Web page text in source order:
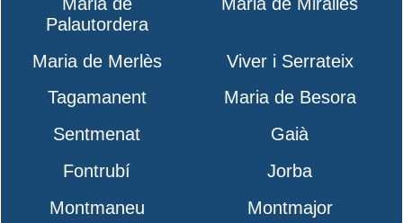
Palautordera
Maria de Merlès
Viver i Serrateix
Tagamanent
Maria de Besora
Sentmenat
Gaià
Fontrubí
Jorba
Montmaneu
Montmajor